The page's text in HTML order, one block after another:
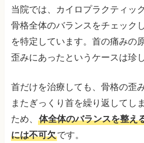
当院では、カイロプラクティッ
骨格全体のバランスをチェック
を特定しています。首の痛みの
歪みにあったというケースは珍
首だけを治療しても、骨格の歪
またぎっくり首を繰り返してし
ため、体全体のバランスを整え
には不可欠です。